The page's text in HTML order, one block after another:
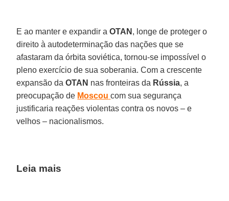
E ao manter e expandir aOTAN , longe de proteger o
direito à autodeterminação das nações que se
afastaram da órbita soviética, tornou-se impossível o
pleno exercício de sua soberania. Com a crescente
expansão daOTAN nas fronteiras da Rússia, a
preocupação de Moscou com sua segurança
justificaria reações violentas contra os novos – e
velhos – nacionalismos.
Leia mais